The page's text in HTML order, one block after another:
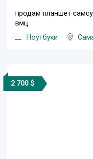
продам планшет
вмц
Ноутбуки
2 700 $